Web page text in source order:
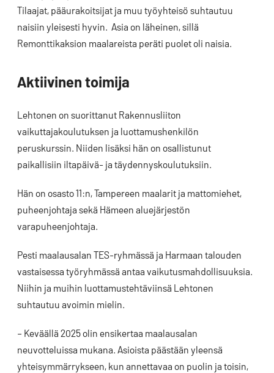
Tilaajat, pääurakoitsijat ja muu työyhteisö suhtautuu
naisiin yleisesti hyvin. Asia on läheinen, sillä
Remonttikaksion maalareista peräti puolet oli naisia.
Aktiivinen toimija
Lehtonen on suorittanut Rakennusliiton
vaikuttajakoulutuksen ja luottamushenkilön
peruskurssin. Niiden lisäksi hän on osallistunut
paikallisiin iltapäivä- ja täydennyskoulutuksiin.
Hän on osasto 11:n, Tampereen maalarit ja mattomiehet,
puheenjohtaja sekä Hämeen aluejärjestön
varapuheenjohtaja.
Pesti maalausalan TES-ryhmässä ja Harmaan talouden
vastaisessa työryhmässä antaa vaikutusmahdollisuuksia.
Niihin ja muihin luottamustehtäviinsä Lehtonen
suhtautuu avoimin mielin.
– Keväällä 2025 olin ensikertaa maalausalan
neuvotteluissa mukana. Asioista päästään yleensä
yhteisymmärrykseen, kun annettavaa on puolin ja toisin,